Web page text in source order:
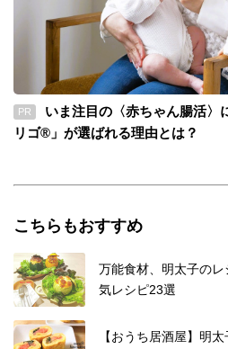
PR
いま注目の〈赤ちゃん腸活〉
リゴ®」が選ばれる理由とは？
こちらもおすすめ
万能食材、明太子の
気レシピ23選
【おうち居酒屋】明